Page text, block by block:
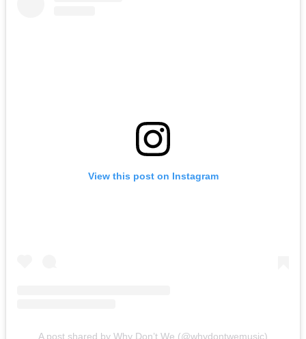
View this post on Instagram
A post shared by Why Don’t We (@whydontwemusic)